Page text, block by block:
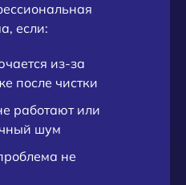
если:
из-за
после чистки
работают или
шум
не